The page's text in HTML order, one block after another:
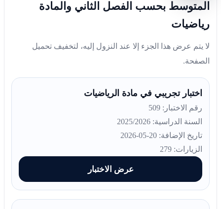
المتوسط بحسب الفصل الثاني والمادة
رياضيات
لا يتم عرض هذا الجزء إلا عند النزول إليه، لتخفيف تحميل
الصفحة.
اختبار تجريبي في مادة الرياضيات
رقم الاختبار: 509
السنة الدراسية: 2025/2026
تاريخ الإضافة: 20-05-2026
الزيارات: 279
عرض الاختبار